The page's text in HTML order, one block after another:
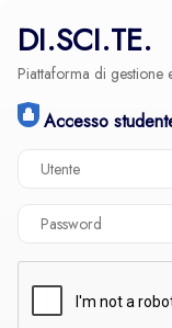
DI.SCI.TE.
Piattaforma di
Accesso